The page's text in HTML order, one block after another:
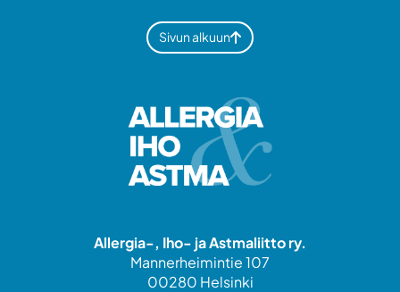
Sivun alkuun
Allergia-, Iho- ja Astmaliitto ry.
Mannerheimintie 107
00280 Helsinki